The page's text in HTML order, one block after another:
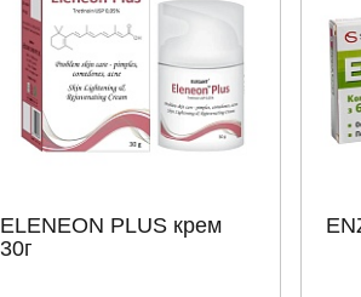
ELENEON PLUS крем
30г